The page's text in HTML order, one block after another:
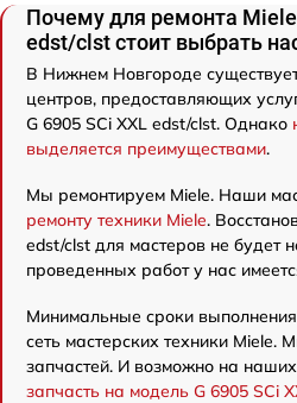
Почему для ремонта Miele
edst/clst стоит выбрать
В Нижнем Новгороде
центров, предоставляющих
G 6905 SCi XXL edst/clst. Однако
выделяется преимуществами.
Мы ремонтируем Miele. Наши
ремонту техники Miele.
edst/clst для мастеров не будет
проведенных работ у нас
Минимальные сроки
сеть мастерских техники Miele.
запчастей. И возможно на
запчасть на модель G 6905 SCi